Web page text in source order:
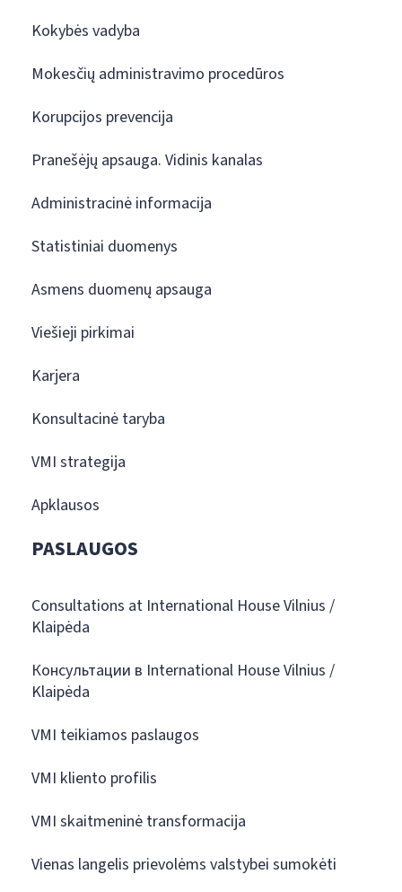
Kokybės vadyba
Mokesčių administravimo procedūros
Korupcijos prevencija
Pranešėjų apsauga. Vidinis kanalas
Administracinė informacija
Statistiniai duomenys
Asmens duomenų apsauga
Viešieji pirkimai
Karjera
Konsultacinė taryba
VMI strategija
Apklausos
PASLAUGOS
Consultations at International House Vilnius /
Klaipėda
Консультации в International House Vilnius /
Klaipėda
VMI teikiamos paslaugos
VMI kliento profilis
VMI skaitmeninė transformacija
Vienas langelis prievolėms valstybei sumokėti